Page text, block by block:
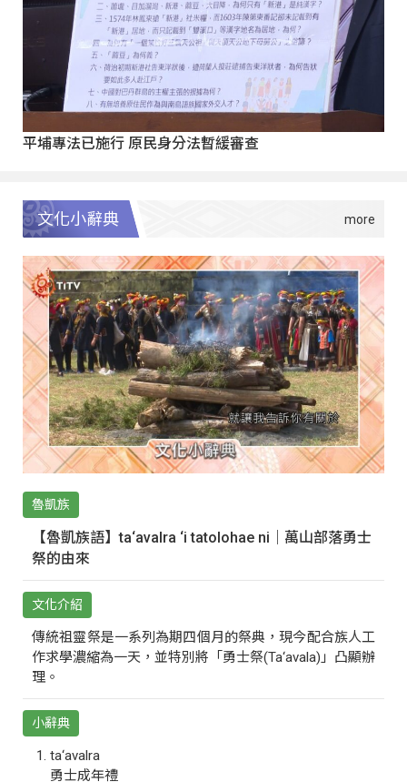
平埔專法已施行 原民身分法暫緩審查
文化小辭典
魯凱族
【魯凱族語】ta‘avalra ‘i tatolohae ni｜萬山部落勇士
祭的由來
文化介紹
傳統祖靈祭是一系列為期四個月的祭典，現今配合族人工
作求學濃縮為一天，並特別將「勇士祭(Ta‘avala)」凸顯辦
理。
小辭典
ta‘avalra
勇士成年禮